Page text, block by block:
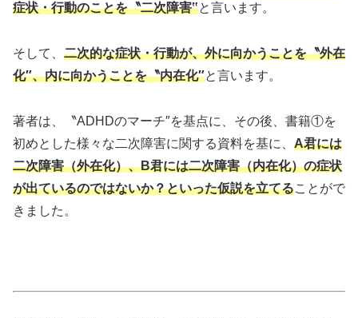
症状・行動のことを〝二次障害‟と言います。
そして、 二次的な症状・行動が、外に向かうことを〝外在
化″、内に向かうことを〝内在化″と言います。
著者は、〝ADHDのマーチ″を基点に、その後、書籍①を
初めとした様々な二次障害に関する資料を基に、 A君には
二次障害（外在化）、B君には二次障害（内在化）の症状
が出ているのではないか？といった仮説を立てることがで
きました。